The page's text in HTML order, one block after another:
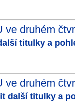
ve druhém
titulky a
ve druhém
další titulky a